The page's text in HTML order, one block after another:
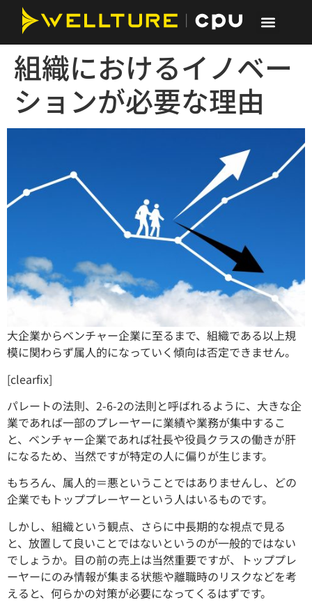
組織におけるイノベー
ションが必要な理由
大企業からベンチャー企業に至るまで、組織である以上規
模に関わらず属人的になっていく傾向は否定できません。
[clearfix]
パレートの法則、2-6-2の法則と呼ばれるように、大きな企
業であれば一部のプレーヤーに業績や業務が集中するこ
と、ベンチャー企業であれば社長や役員クラスの働きが肝
になるため、当然ですが特定の人に偏りが生じます。
もちろん、属人的＝悪ということではありませんし、どの
企業でもトッププレーヤーという人はいるものです。
しかし、組織という観点、さらに中長期的な視点で見る
と、放置して良いことではないというのが一般的ではない
でしょうか。目の前の売上は当然重要ですが、トッププレ
ーヤーにのみ情報が集まる状態や離職時のリスクなどを考
えると、何らかの対策が必要になってくるはずです。